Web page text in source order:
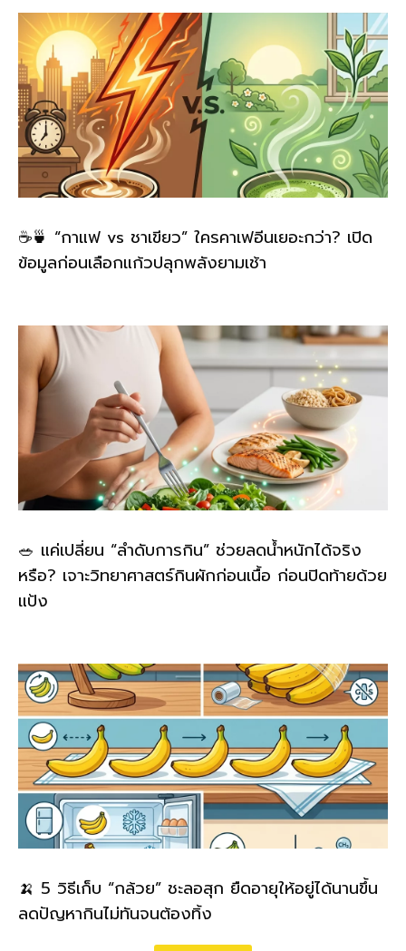
☕🍵 “กาแฟ vs ชาเขียว” ใครคาเฟอีนเยอะกว่า? เปิด
ข้อมูลก่อนเลือกแก้วปลุกพลังยามเช้า
🥗 แค่เปลี่ยน “ลำดับการกิน” ช่วยลดน้ำหนักได้จริง
หรือ? เจาะวิทยาศาสตร์กินผักก่อนเนื้อ ก่อนปิดท้ายด้วย
แป้ง
🍌 5 วิธีเก็บ “กล้วย” ชะลอสุก ยืดอายุให้อยู่ได้นานขึ้น
ลดปัญหากินไม่ทันจนต้องทิ้ง